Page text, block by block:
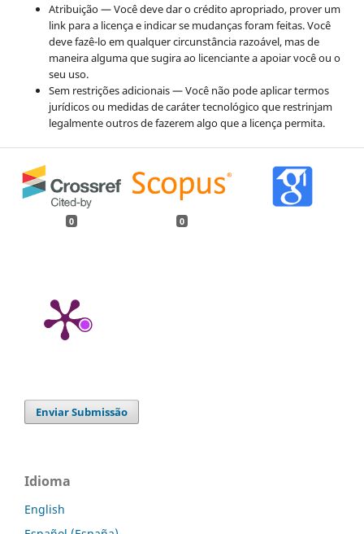
Atribuição — Você deve dar o crédito apropriado, prover um
link para a licença e indicar se mudanças foram feitas. Você
deve fazê-lo em qualquer circunstância razoável, mas de
maneira alguma que sugira ao licenciante a apoiar você ou o
seu uso.
Sem restrições adicionais — Você não pode aplicar termos
jurídicos ou medidas de caráter tecnológico que restrinjam
legalmente outros de fazerem algo que a licença permita.
0 0
Enviar Submissão
Idioma
English